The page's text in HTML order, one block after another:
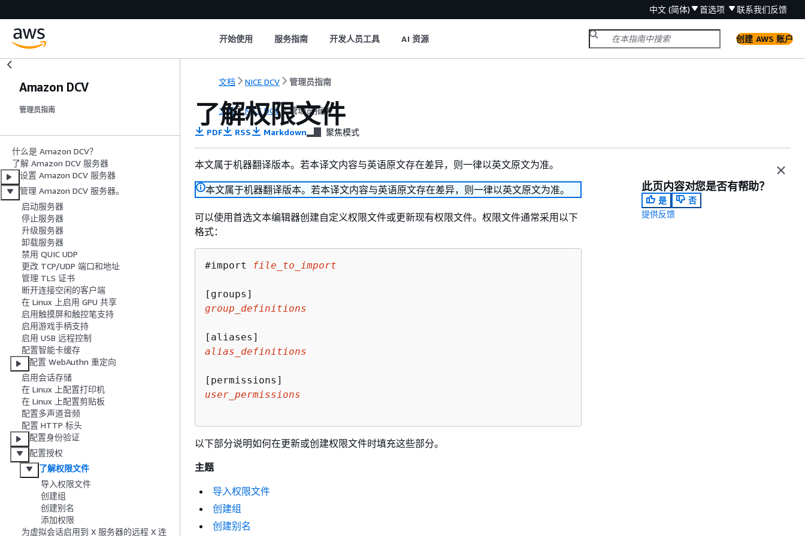
中文 (简体) 首选项 联系我们反馈
开始使用 服务指南 开发人员工具 AI 资源 创建 AWS 账户
Amazon DCV
管理员指南
什么是 Amazon DCV？
了解 Amazon DCV 服务器
设置 Amazon DCV 服务器
管理 Amazon DCV 服务器。
启动服务器
停止服务器
升级服务器
卸载服务器
禁用 QUIC UDP
更改 TCP/UDP 端口和地址
管理 TLS 证书
断开连接空闲的客户端
在 Linux 上启用 GPU 共享
启用触摸屏和触控笔支持
启用游戏手柄支持
启用 USB 远程控制
配置智能卡缓存
配置 WebAuthn 重定向
启用会话存储
在 Linux 上配置打印机
在 Linux 上配置剪贴板
配置多声道音频
配置 HTTP 标头
配置身份验证
配置授权
了解权限文件
导入权限文件
创建组
创建别名
添加权限
为虚拟会话启用到 X 服务器的远程 X 连
文档 NICE DCV 管理员指南
文档 NICE DCV 管理员指南
了解权限文件
PDF RSS Markdown 聚焦模式
本文属于机器翻译版本。若本译文内容与英语原文存在差异，则一律以英文原文为准。
本文属于机器翻译版本。若本译文内容与英语原文存在差异，则一律以英文原文为准。
可以使用首选文本编辑器创建自定义权限文件或更新现有权限文件。权限文件通常采用以下
格式：
#import file_to_import
group_definitions
alias_definitions
user_permissions
以下部分说明如何在更新或创建权限文件时填充这些部分。
主题
导入权限文件
创建组
创建别名
此页内容对您是否有帮助？
是
否
提供反馈